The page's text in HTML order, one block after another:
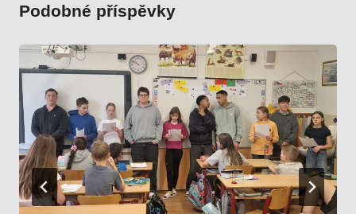
Podobné příspěvky